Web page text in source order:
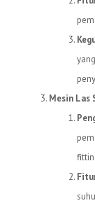
Mesin Las